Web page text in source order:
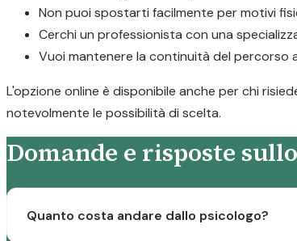
Non puoi spostarti facilmente per motivi
Cerchi un professionista con una
Vuoi mantenere la continuità del percorso
L'opzione online è disponibile anche per chi
notevolmente le possibilità di scelta.
Domande e risposte
Quanto costa andare dallo psicologo?